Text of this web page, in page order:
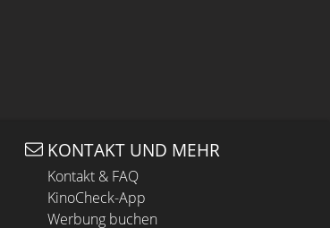
KONTAKT UND MEHR
Kontakt & FAQ
KinoCheck-App
Werbung buchen